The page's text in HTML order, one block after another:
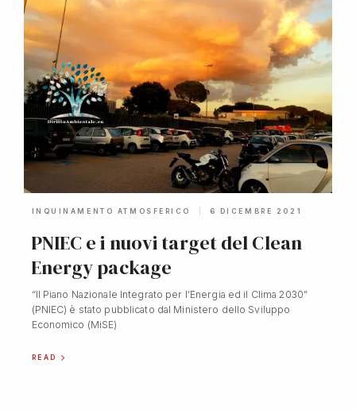
INQUINAMENTO ATMOSFERICO 6 DICEMBRE 2021
PNIEC e i nuovi target del Clean
Energy package
“Il Piano Nazionale Integrato per l’Energia ed il Clima 2030”
(PNIEC) è stato pubblicato dal Ministero dello Sviluppo
Economico (MiSE)
READ